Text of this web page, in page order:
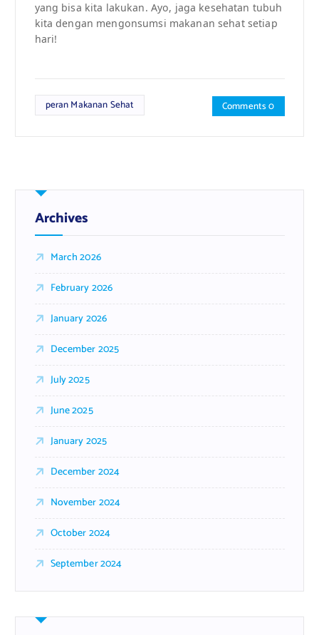
yang bisa kita lakukan. Ayo, jaga kesehatan tubuh
kita dengan mengonsumsi makanan sehat setiap
hari!
peran Makanan Sehat Comments 0
Archives
March 2026
February 2026
January 2026
December 2025
July 2025
June 2025
January 2025
December 2024
November 2024
October 2024
September 2024